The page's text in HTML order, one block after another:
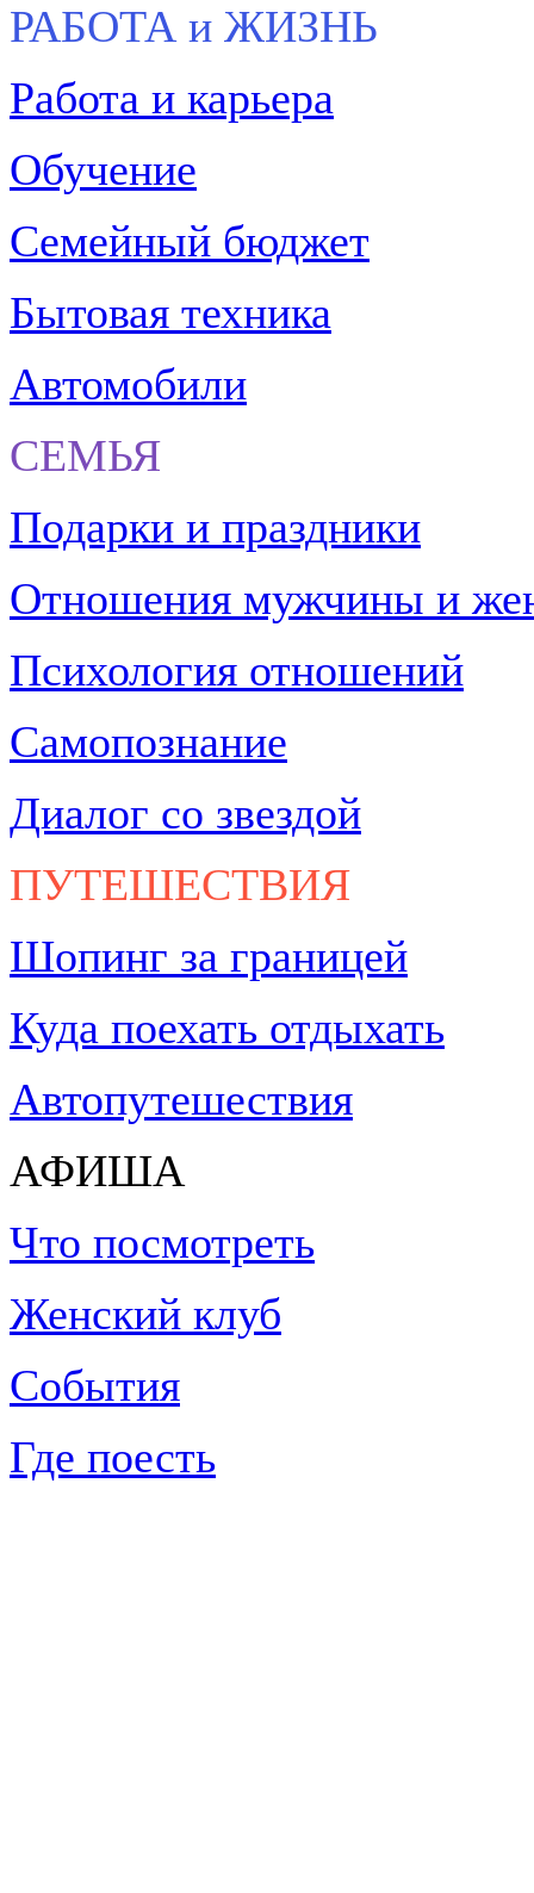
РАБОТА и ЖИЗНЬ
Работа и карьера
Обучение
Семейный бюджет
Бытовая техника
Автомобили
СЕМЬЯ
Подарки и праздники
Отношения мужчины и
Психология отношений
Самопознание
Диалог со звездой
ПУТЕШЕСТВИЯ
Шопинг за границей
Куда поехать отдыхать
Автопутешествия
АФИША
Что посмотреть
Женский клуб
События
Где поесть